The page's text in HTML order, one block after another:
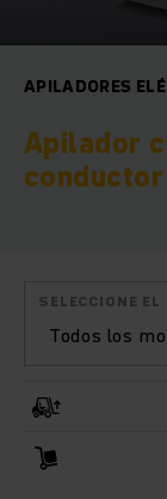
APILADORES
Apilador
Todos los
SELECCIONE EL